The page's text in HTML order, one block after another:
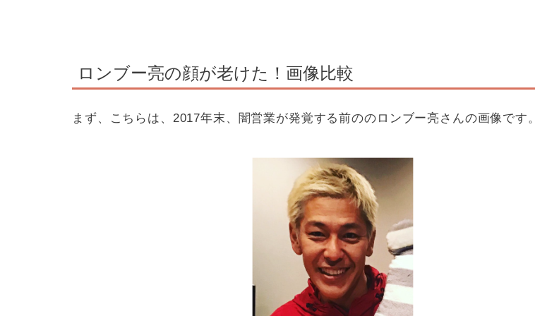
ロンブー亮の顔が老けた！画像比較
まず、こちらは、2017年末、闇営業が発覚する前ののロンブー亮さんの画像です。